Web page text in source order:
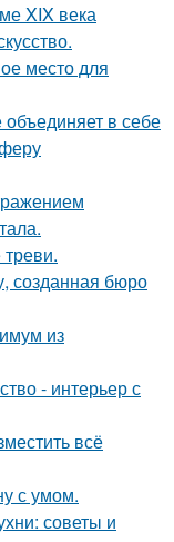
XIX века
место для
в себе
созданная бюро
из
- интерьер с
всё
с умом.
советы и